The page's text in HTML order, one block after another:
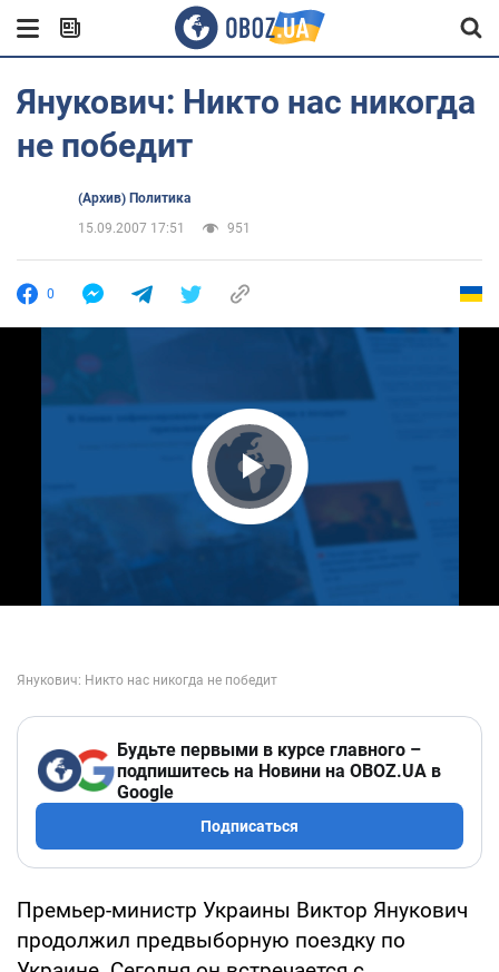
Янукович: Никто нас никогда
не победит
(Архив) Политика
15.09.2007 17:51
951
0
Play Video
Будьте первыми в курсе главного –
подпишитесь на Новини на OBOZ.UA в
Google
Подписаться
Премьер-министр Украины Виктор Янукович
продолжил предвыборную поездку по